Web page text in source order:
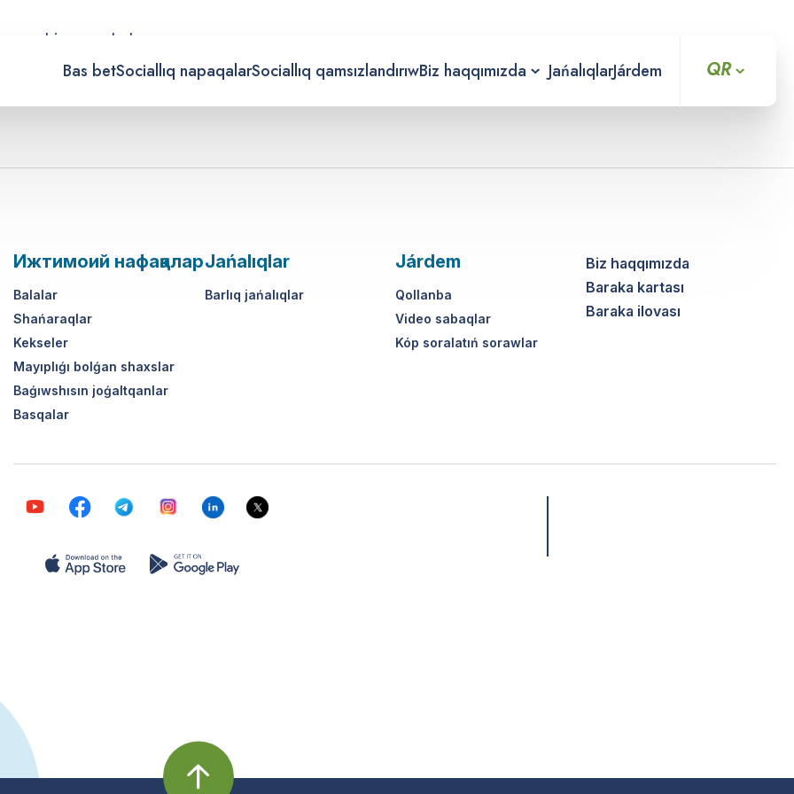
Bas betSociallıq napaqalarSociallıq qamsızlandırıwBiz haqqımızda JańalıqlarJárdem QR
can help.
Ижтимоий нафақалар
Balalar
Shańaraqlar
Kekseler
Mayıplıǵı bolǵan shaxslar
Baǵıwshısın joǵaltqanlar
Basqalar
Jańalıqlar
Barlıq jańalıqlar
Járdem
Qollanba
Video sabaqlar
Kóp soralatıń sorawlar
Biz haqqımızda
Baraka kartası
Baraka ilovası